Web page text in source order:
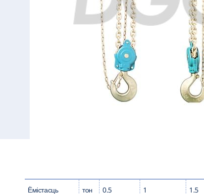
Ёмістасць тон 0.5 1 1.5